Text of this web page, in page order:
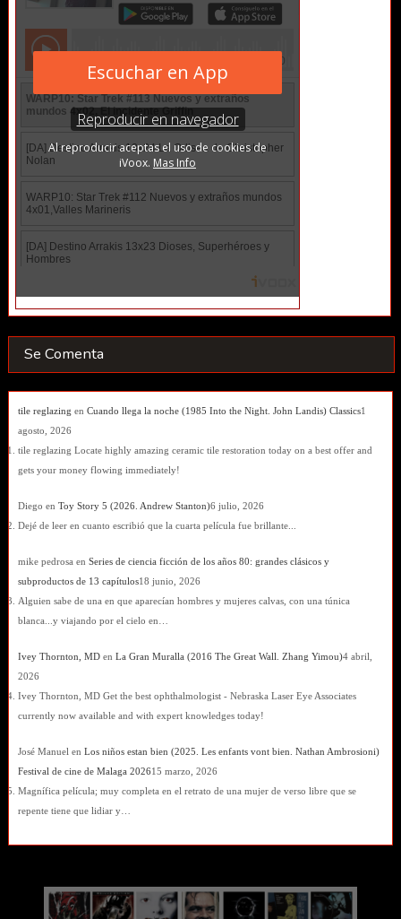
Se Comenta
tile reglazing en Cuando llega la noche (1985 Into the Night. John Landis) Classics1
agosto, 2026
tile reglazing Locate highly amazing ceramic tile restoration today on a best offer and
gets your money flowing immediately!
Diego en Toy Story 5 (2026. Andrew Stanton)6 julio, 2026
Dejé de leer en cuanto escribió que la cuarta película fue brillante...
mike pedrosa en Series de ciencia ficción de los años 80: grandes clásicos y
subproductos de 13 capítulos18 junio, 2026
Alguien sabe de una en que aparecían hombres y mujeres calvas, con una túnica
blanca...y viajando por el cielo en…
Ivey Thornton, MDen La Gran Muralla (2016 The Great Wall. Zhang Yimou)4 abril,
2026
Ivey Thornton, MD Get the best ophthalmologist - Nebraska Laser Eye Associates
currently now available and with expert knowledges today!
José Manuel en Los niños estan bien (2025. Les enfants vont bien. Nathan Ambrosioni)
Festival de cine de Malaga 202615 marzo, 2026
Magnífica película; muy completa en el retrato de una mujer de verso libre que se
repente tiene que lidiar y…